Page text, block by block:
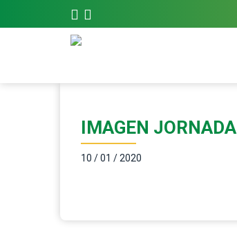
IMAGEN JORNADA
10 / 01 / 2020